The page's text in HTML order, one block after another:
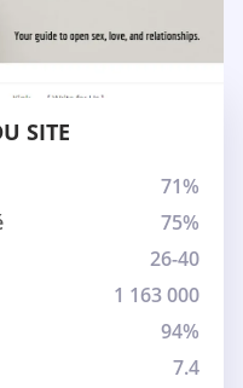
SITE
71%
75%
26-40
1 163 000
94%
7.4